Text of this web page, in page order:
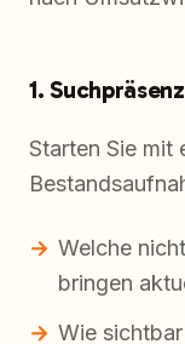
1.
Starten Sie mit
Welche
bringen
Wie